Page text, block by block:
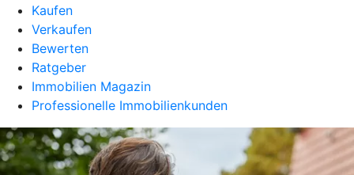
Kaufen
Verkaufen
Bewerten
Ratgeber
Immobilien Magazin
Professionelle Immobilienkunden